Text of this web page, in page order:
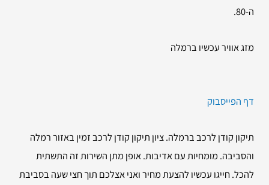
ה-80.
מזג אוויר עכשיו ברמלה
דף הפייסבוק
תיקון קודן לרכב ברמלה. ציון תיקון קודן לרכב זמין באזור רמלה
והסביבה. מומחיות עם אדיבות. אופן מתן השירות זה התשתית
להכל. חייגו עכשיו להצעת מחיר ואני אצלכם תוך חצי שעה בסביבת